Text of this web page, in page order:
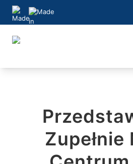
Skip
content
Zupełnie